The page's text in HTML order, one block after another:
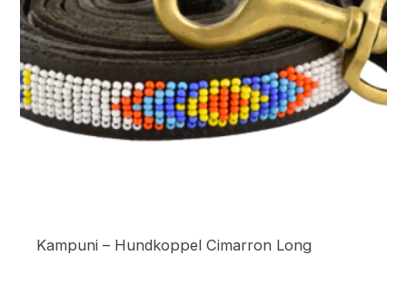
Kampuni – Hundkoppel Cimarron Long